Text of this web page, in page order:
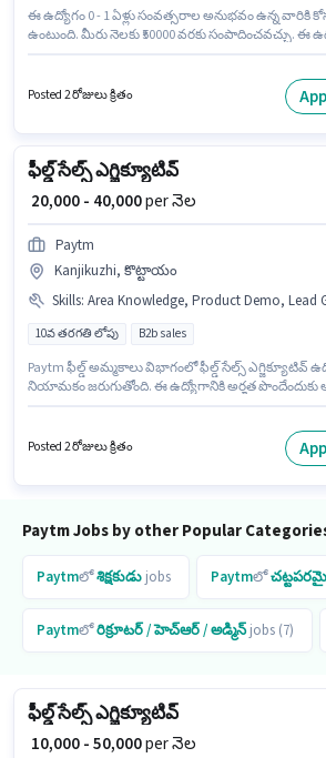
ఈ ఉద్యోగం 0 - 1 ఏళ్లు సంవత్సరాల అనుభవం ఉన్న వారికి
ఉంటుంది. మీరు నెలకు ₹50000 వరకు సంపాదించవచ్చు.
డిగ్రీ/సర్టిఫికెట్ కలిగి ఉండాలి. ఈ ఉద్యోగానికి Bike,
ముఖ్యం. ఈ ఖాళీ Cherpulassery, పాలక్కాడ్ లో ఉంది. ఈ
Posted 2 రోజులు క్రితం
ఫీల్డ్ సేల్స్ ఎగ్జిక్యూటివ్
₹ 20,000 - 40,000per నెల
Paytm
Kanjikuzhi, కొట్టాయం
Skills: Area Knowledge, Product Demo, Lead
10వ తరగతి లోపు B2b sales
Paytm ఫీల్డ్ అమ్మకాలు విభాగంలో ఫీల్డ్ సేల్స్ ఎగ్జిక్యూటివ్
నియామకం జరుగుతోంది. ఈ ఉద్యోగానికి అర్హత పొందేందుకు
ఇవ్వబడుతుంది. 10వ తరగతి లోపు అర్హత ఉన్న అభ్యర్థులు
చేసుకోవచ్చు. అదనపు Insurance, PF, Medical
Posted 2 రోజులు క్రితం
Paytm Jobs by other Popular
Paytmలోశిక్షకుడు jobs Paytmలో
Paytmలోరిక్రూటర్ / హెచ్ఆర్ / అడ్మిన్jobs (7)
ఫీల్డ్ సేల్స్ ఎగ్జిక్యూటివ్
₹ 10,000 - 50,000per నెల